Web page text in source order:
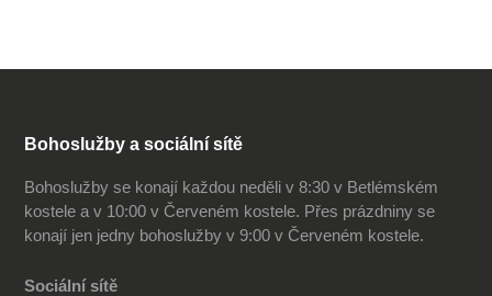
Bohoslužby a sociální sítě
Bohoslužby se konají každou neděli v 8:30 v Betlémském
kostele a v 10:00 v Červeném kostele. Přes prázdniny se
konají jen jedny bohoslužby v 9:00 v Červeném kostele.
Sociální sítě